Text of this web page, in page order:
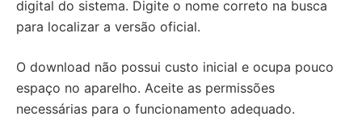
digital do sistema. Digite o nome correto na busca
para localizar a versão oficial.
O download não possui custo inicial e ocupa pouco
espaço no aparelho. Aceite as permissões
necessárias para o funcionamento adequado.